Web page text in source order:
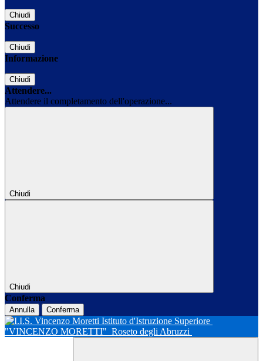
Chiudi
Successo
Chiudi
Informazione
Chiudi
Attendere...
Attendere il completamento dell'operazione...
Chiudi
Chiudi
Conferma
Annulla Conferma
Istituto d'Istruzione Superiore
"VINCENZO MORETTI" Roseto degli Abruzzi